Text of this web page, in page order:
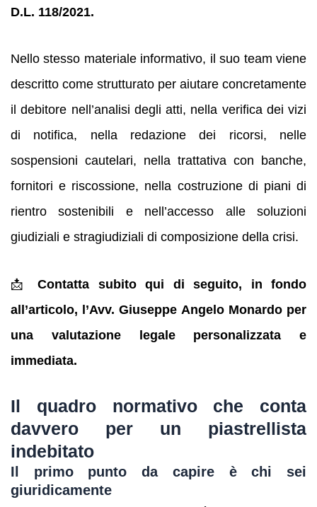
D.L. 118/2021.
Nello stesso materiale informativo, il suo team viene
descritto come strutturato per aiutare concretamente
il debitore nell’analisi degli atti, nella verifica dei vizi
di notifica, nella redazione dei ricorsi, nelle
sospensioni cautelari, nella trattativa con banche,
fornitori e riscossione, nella costruzione di piani di
rientro sostenibili e nell’accesso alle soluzioni
giudiziali e stragiudiziali di composizione della crisi.
📩 Contatta subito qui di seguito, in fondo
all’articolo, l’Avv. Giuseppe Angelo Monardo per
una valutazione legale personalizzata e
immediata.
Il quadro normativo che conta
davvero per un piastrellista
indebitato
Il primo punto da capire è chi sei
giuridicamente